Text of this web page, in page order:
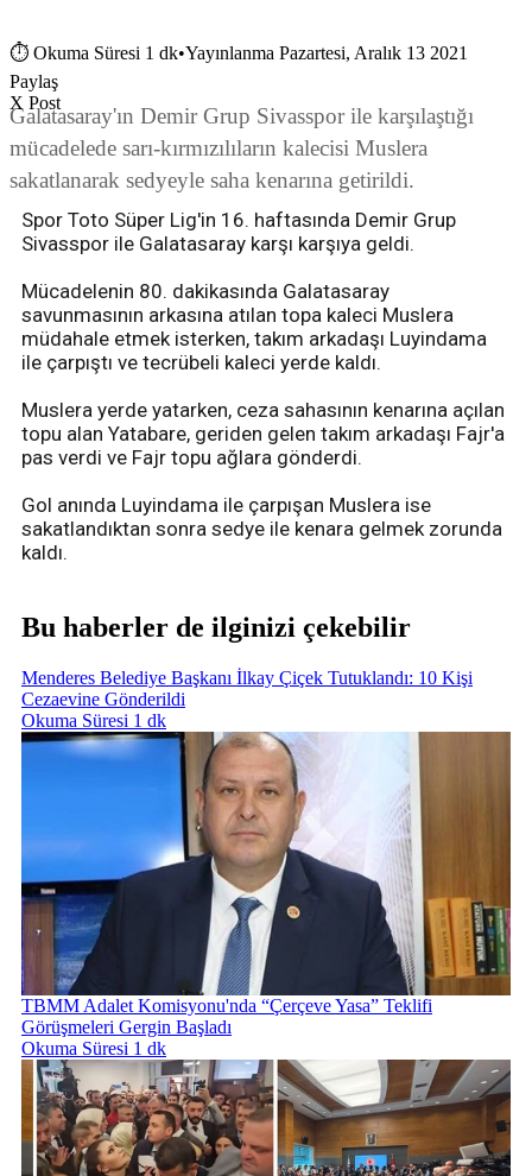
⏱ Okuma Süresi 1 dk•Yayınlanma Pazartesi, Aralık 13 2021
Paylaş
X Post
Galatasaray'ın Demir Grup Sivasspor ile karşılaştığı
mücadelede sarı-kırmızılıların kalecisi Muslera
sakatlanarak sedyeyle saha kenarına getirildi.
Spor Toto Süper Lig'in 16. haftasında Demir Grup
Sivasspor ile Galatasaray karşı karşıya geldi.
Mücadelenin 80. dakikasında Galatasaray
savunmasının arkasına atılan topa kaleci Muslera
müdahale etmek isterken, takım arkadaşı Luyindama
ile çarpıştı ve tecrübeli kaleci yerde kaldı.
Muslera yerde yatarken, ceza sahasının kenarına açılan
topu alan Yatabare, geriden gelen takım arkadaşı Fajr'a
pas verdi ve Fajr topu ağlara gönderdi.
Gol anında Luyindama ile çarpışan Muslera ise
sakatlandıktan sonra sedye ile kenara gelmek zorunda
kaldı.
Bu haberler de ilginizi çekebilir
Menderes Belediye Başkanı İlkay Çiçek Tutuklandı: 10 Kişi
Cezaevine Gönderildi
Okuma Süresi 1 dk
TBMM Adalet Komisyonu'nda “Çerçeve Yasa” Teklifi
Görüşmeleri Gergin Başladı
Okuma Süresi 1 dk